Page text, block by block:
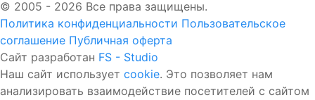
© 2005 - 2026 Все права защищены.
Политика конфиденциальности Пользовательское
соглашение Публичная оферта
Сайт разработан FS - Studio
Наш сайт использует cookie. Это позволяет нам
анализировать взаимодействие посетителей с сайтом